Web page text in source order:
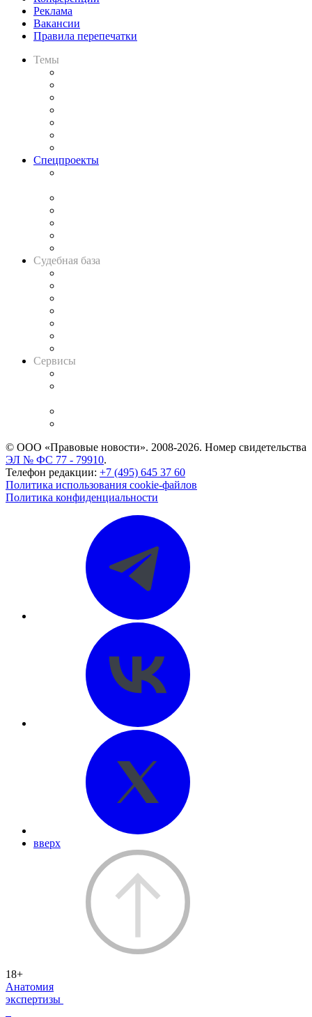
Реклама
Вакансии
Правила перепечатки
Темы
Спецпроекты
Судебная база
Сервисы
© ООО «Правовые новости». 2008-2026. Номер свидетельства
ЭЛ № ФС 77 - 79910.
Телефон редакции: +7 (495) 645 37 60
Политика использования cookie-файлов
Политика конфиденциальности
вверх
18+
Анатомия
экспертизы